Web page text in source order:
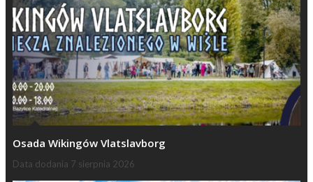
Osada Wikingów Vlatslavborg
Data dodania 7 sierpnia 2026